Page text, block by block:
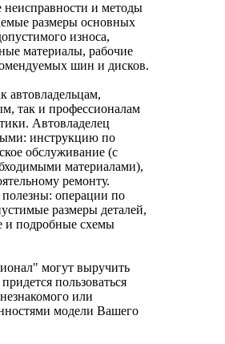
и методы
размеры основных
износа,
материалы, рабочие
шин и дисков.
автовладельцам,
так и профессионалам
Автовладелец
инструкцию по
обслуживание (с
материалами),
ремонту.
операции по
размеры деталей,
и подробные схемы
могут выручить
пользоваться
или
модели Вашего